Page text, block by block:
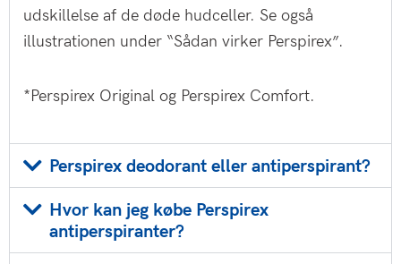
udskillelse af de døde hudceller. Se også
illustrationen under “Sådan virker Perspirex”.
*Perspirex Original og Perspirex Comfort.
Perspirex deodorant eller antiperspirant?
Hvor kan jeg købe Perspirex
antiperspiranter?